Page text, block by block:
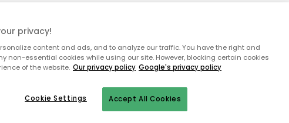
TÆPPERKØKKENETOPBEVARINGHAVEMØBLER
desværre ikke siden du
privacy!
content and ads, and to analyze our traffic. You have the right and
non-essential cookies while using our site. However, blocking certain cookies
of the website. Our privacy policy Google's privacy policy
Accept All Cookies
Cookie Settings